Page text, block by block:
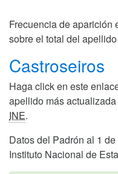
Frecuencia de aparición
sobre el total del
Castroseiros
Haga click en este
apellido más
INE.
Datos del Padrón al 1
Instituto Nacional de